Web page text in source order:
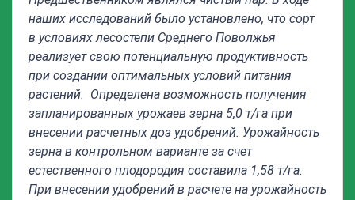
наших исследований было установлено, что сорт
в условиях лесостепи Среднего Поволжья
реализует свою потенциальную продуктивность
при создании оптимальных условий питания
растений. Определена возможность получения
запланированных урожаев зерна 5,0 т/га при
внесении расчетных доз удобрений. Урожайность
зерна в контрольном варианте за счет
естественного плодородия составила 1,58 т/га.
При внесении удобрений в расчете на урожайность